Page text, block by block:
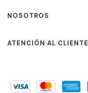
NOSOTROS
ATENCIÓN AL CLIENTE